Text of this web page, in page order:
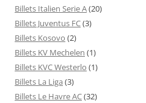
Billets Italien Serie A(20)
Billets Juventus FC(3)
Billets Kosovo (2)
Billets KV Mechelen (1)
Billets KVC Westerlo (1)
Billets La Liga (3)
Billets Le Havre AC(32)